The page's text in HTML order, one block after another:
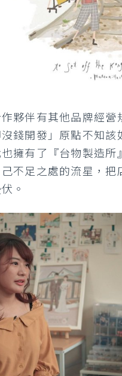
夥伴有其他品牌經
錢開發」原點不知
擁有了『台物製造
不足之處的流星，
。